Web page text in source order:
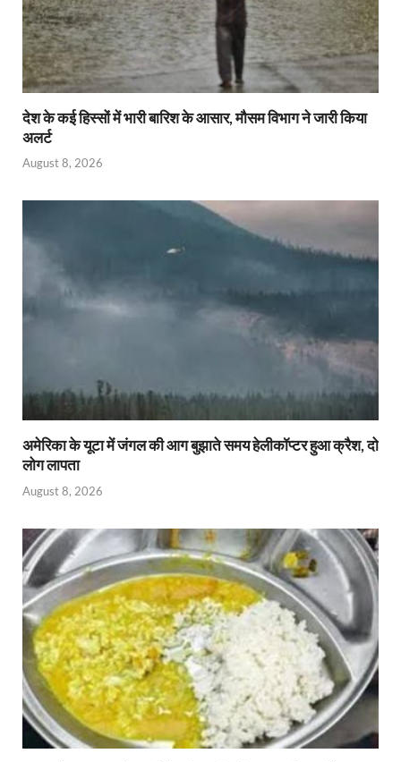
देश के कई हिस्सों में भारी बारिश के आसार, मौसम विभाग ने जारी किया
अलर्ट
August 8, 2026
अमेरिका के यूटा में जंगल की आग बुझाते समय हेलीकॉप्टर हुआ क्रैश, दो
लोग लापता
August 8, 2026